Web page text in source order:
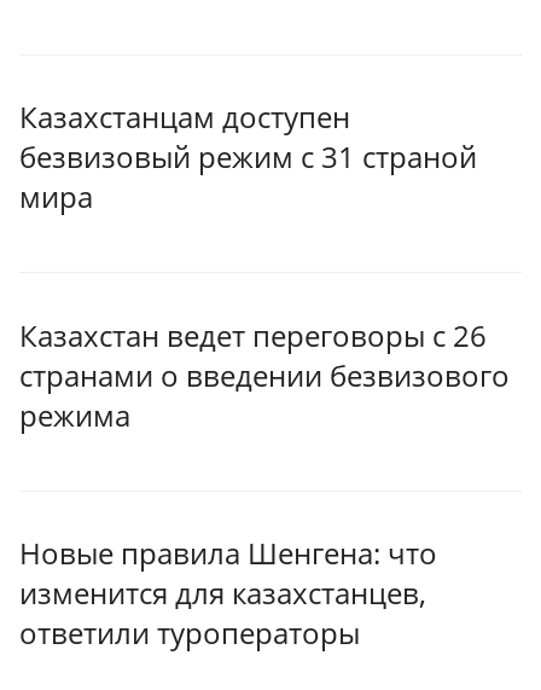
Казахстанцам доступен
безвизовый режим с 31 страной
мира
Казахстан ведет переговоры с 26
странами о введении безвизового
режима
Новые правила Шенгена: что
изменится для казахстанцев,
ответили туроператоры